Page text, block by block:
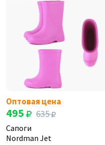
Оптовая цена
495 635
Сапоги
Nordman Jet